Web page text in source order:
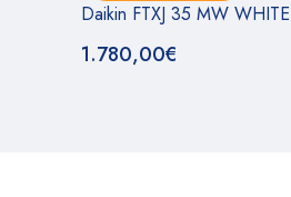
Daikin FTXJ 35 MW WHITE
1.780,00€